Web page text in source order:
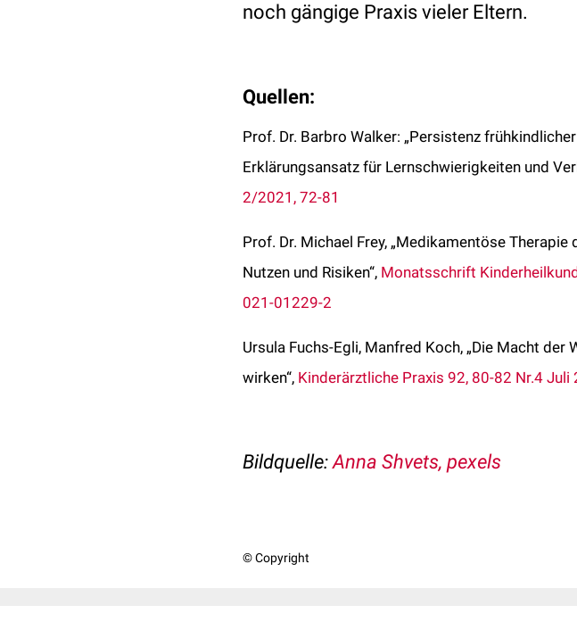
noch gängige Praxis vieler Eltern.
Quellen:
Prof. Dr. Barbro Walker: „Persistenz
Erklärungsansatz für Lernschwierigkeiten und
2/2021, 72-81
Prof. Dr. Michael Frey, „Medikamentöse
Nutzen und Risiken“, Monatsschrift
021-01229-2
Ursula Fuchs-Egli, Manfred Koch, „Die Macht
wirken“, Kinderärztliche Praxis 92, 80-82 Nr.4 Juli
Bildquelle:Anna Shvets, pexels
© Copyright